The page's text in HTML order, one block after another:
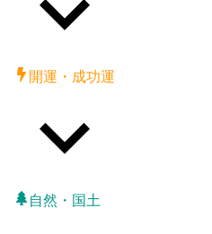
開運・成功運
自然・国土